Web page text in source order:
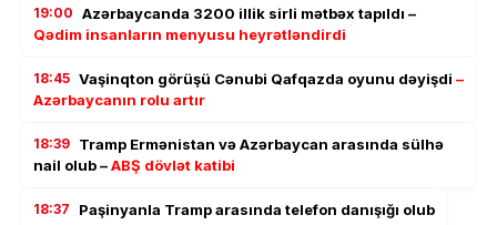
19:00 Azərbaycanda 3200 illik sirli mətbəx tapıldı –
Qədim insanların menyusu heyrətləndirdi
18:45 Vaşinqton görüşü Cənubi Qafqazda oyunu dəyişdi –
Azərbaycanın rolu artır
18:39 Tramp Ermənistan və Azərbaycan arasında sülhə
nail olub –ABŞ dövlət katibi
18:37 Paşinyanla Tramp arasında telefon danışığı olub